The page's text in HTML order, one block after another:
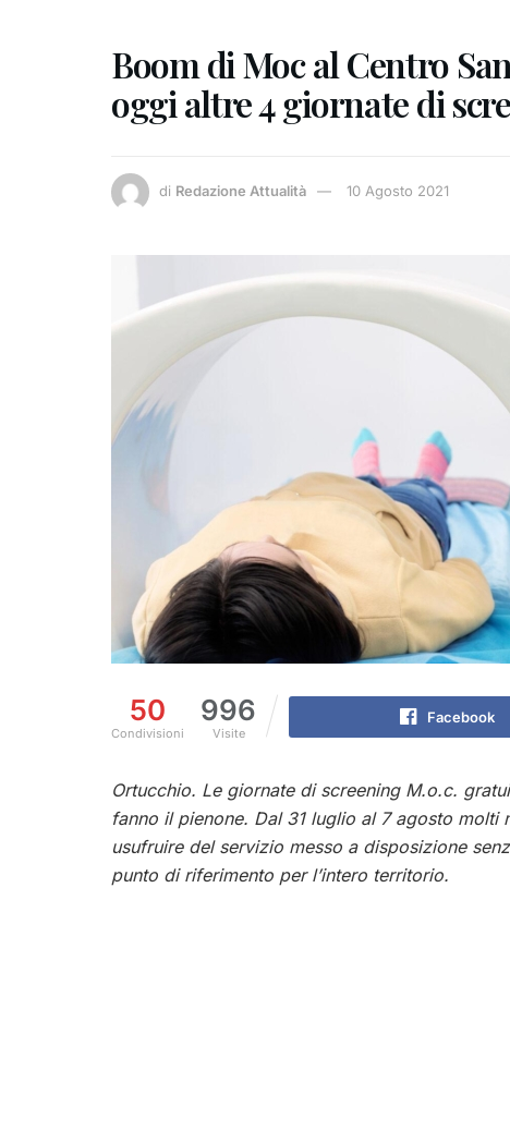
Boom di Moc al Centro
oggi altre 4 giornate di
di Redazione Attualità 10 Agosto 2021
50
Condivisioni
996
Visite
Facebook
Ortucchio. Le giornate di screening M.o.c.
fanno il pienone. Dal 31 luglio al 7 agosto
usufruire del servizio messo a disposizione
punto di riferimento per l’intero territorio.